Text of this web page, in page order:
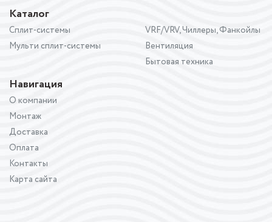
Каталог
Сплит-системы
Мульти сплит-системы
VRF/VRV, Чиллеры, Фанкойлы
Вентиляция
Бытовая техника
Навигация
О компании
Монтаж
Доставка
Оплата
Контакты
Карта сайта